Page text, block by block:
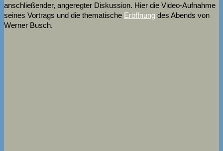
anschließender, angeregter Diskussion. Hier die Video-Aufnahme
seines Vortrags und die thematische Eröffnung des Abends von
Werner Busch.